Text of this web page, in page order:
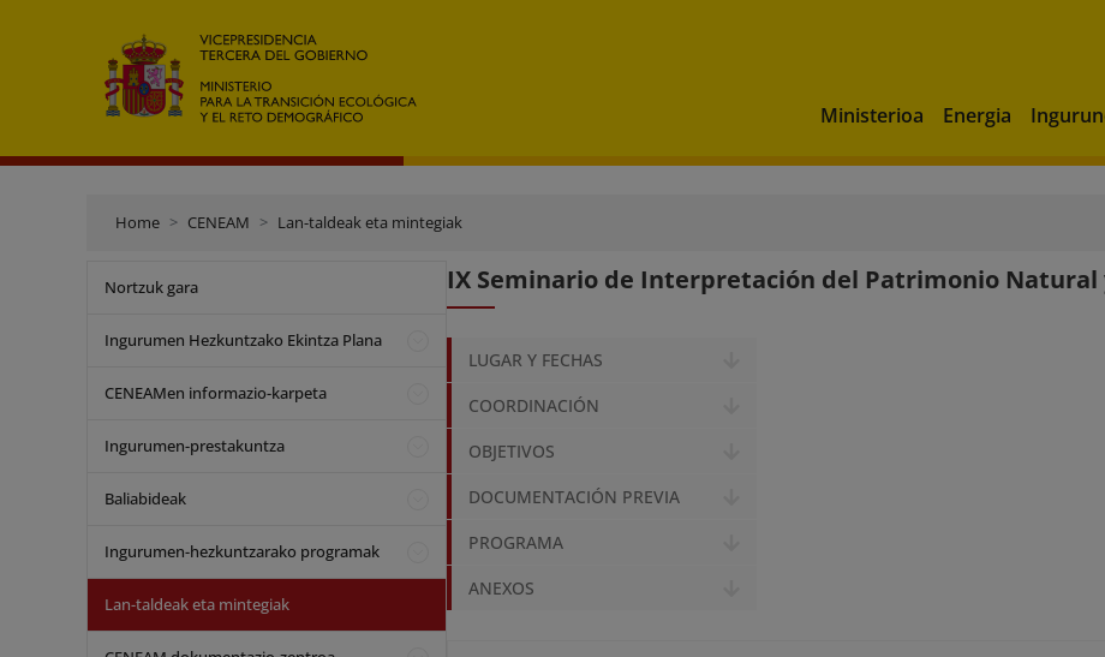
Ministerioa Energia
Home CENEAM Lan-taldeak eta mintegiak
Nortzuk gara
Ingurumen Hezkuntzako Ekintza Plana
CENEAMen informazio-karpeta
Ingurumen-prestakuntza
Baliabideak
Ingurumen-hezkuntzarako programak
Lan-taldeak eta mintegiak
IX Seminario de Interpretación del Patrimonio Natural
LUGAR Y FECHAS
COORDINACIÓN
OBJETIVOS
DOCUMENTACIÓN PREVIA
PROGRAMA
ANEXOS